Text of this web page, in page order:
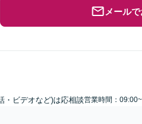
メール
・ビデオなど)は応相談営業時間：